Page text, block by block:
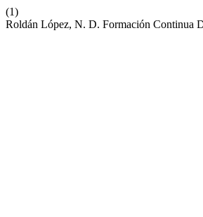
(1)
Roldán López, N. D. Formación Continua